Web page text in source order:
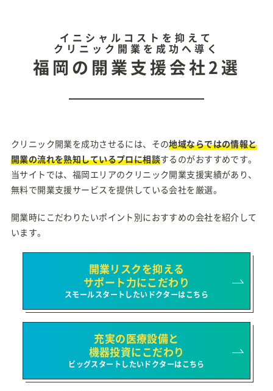
イニシャルコストを抑えて
クリニック開業を成功へ導く
福岡の開業支援会社2選
クリニック開業を成功させるには、その地域ならではの情報と
開業の流れを熟知しているプロに相談するのがおすすめです。
当サイトでは、福岡エリアのクリニック開業支援実績があり、
無料で開業支援サービスを提供している会社を厳選。
開業時にこだわりたいポイント別におすすめの会社を紹介して
います。
開業リスクを抑える
サポート力にこだわり
スモールスタートしたいドクターはこちら
充実の医療設備と
機器投資にこだわり
ビッグスタートしたいドクターはこちら